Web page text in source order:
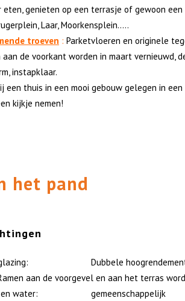
eten, genieten op een terrasje of gewoon
Laar, Moorkensplein…..
troeven : Parketvloeren en originele
aan de voorkant worden in maart vernieuwd,
instapklaar.
een thuis in een mooi gebouw gelegen in
kijkje nemen!
het pand
Dubbele hoogrendements
aan de voorgevel en aan het terras
en water: gemeenschappelijk